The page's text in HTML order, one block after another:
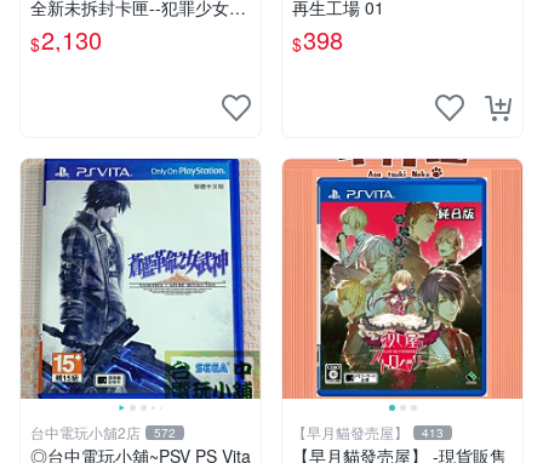
全新未拆封卡匣--犯罪少女2
《Criminal Girls 2》限定版
(日版)
$2,130
再生工場 01
$398
台中電玩小舖2店 572
◎台中電玩小舖~PSV PS Vita
【早月貓發売屋】 413
【早月貓發売屋】 -現貨販售